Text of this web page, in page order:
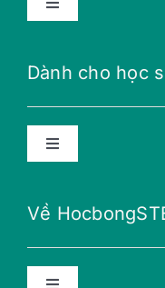
Toggle
Học bổng THPT
Học bổng Merali
Dành cho học
Toggle
Nữ giới với STEM
Về